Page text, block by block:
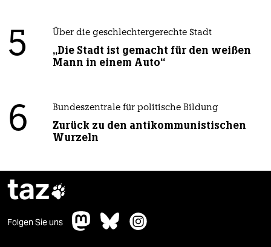
5 Über die geschlechtergerechte Stadt
„Die Stadt ist gemacht für den weißen
Mann in einem Auto“
6 Bundeszentrale für politische Bildung
Zurück zu den antikommunistischen
Wurzeln
taz
Folgen Sie uns